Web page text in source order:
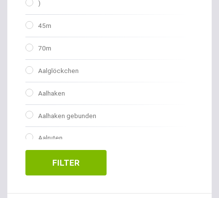
)
45m
70m
Aalglöckchen
Aalhaken
Aalhaken gebunden
Aalruten
Abhakmatten
FILTER